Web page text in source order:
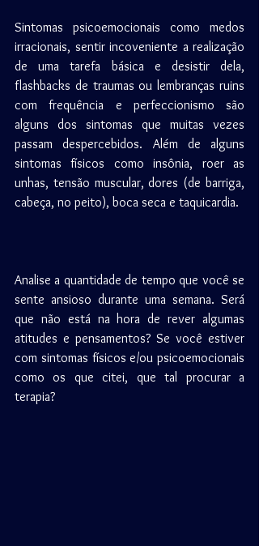
Sintomas psicoemocionais como medos
irracionais, sentir incoveniente a realização
de uma tarefa básica e desistir dela,
flashbacks de traumas ou lembranças ruins
com frequência e perfeccionismo são
alguns dos sintomas que muitas vezes
passam despercebidos. Além de alguns
sintomas físicos como insônia, roer as
unhas, tensão muscular, dores (de barriga,
cabeça, no peito), boca seca e taquicardia.
Analise a quantidade de tempo que você se
sente ansioso durante uma semana. Será
que não está na hora de rever algumas
atitudes e pensamentos? Se você estiver
com sintomas físicos e/ou psicoemocionais
como os que citei, que tal procurar a
terapia?